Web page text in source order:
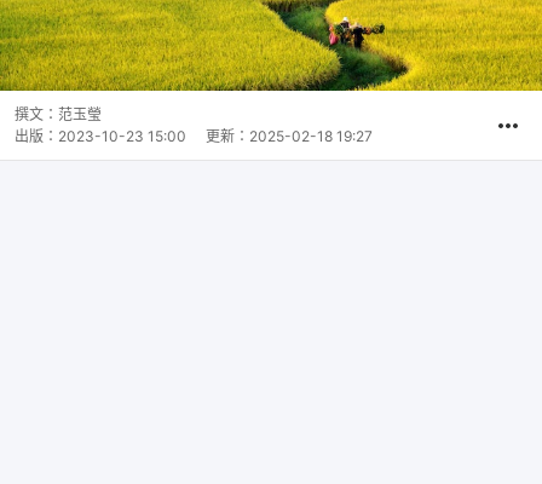
撰文： 范玉瑩
出版： 2023-10-23 15:00 更新： 2025-02-18 19:27